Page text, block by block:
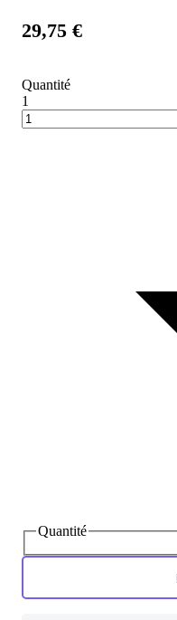
29,75 €
Quantité
1
Quantité